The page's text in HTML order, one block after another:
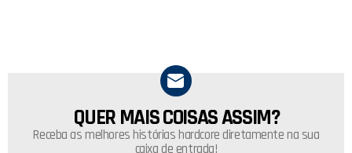
NEWSLETTER
QUER MAIS COISAS ASSIM?
Receba as melhores histórias hardcore diretamente na sua
caixa de entrada!